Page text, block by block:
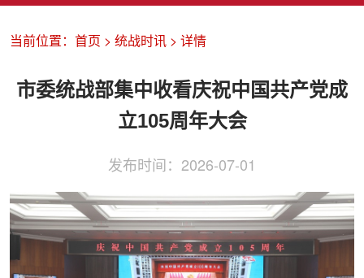
侨务工作 区县动态 统战历史文化
当前位置： 首页 > 统战时讯 > 详情
市委统战部集中收看庆祝中国共产党成
立105周年大会
发布时间： 2026-07-01